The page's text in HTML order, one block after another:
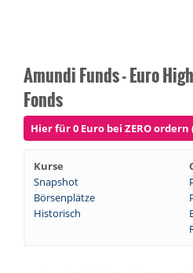
Amundi Funds - Euro
Fonds
Hier für 0 Euro bei ZERO ordern
Kurse
Snapshot
Börsenplätze
Historisch